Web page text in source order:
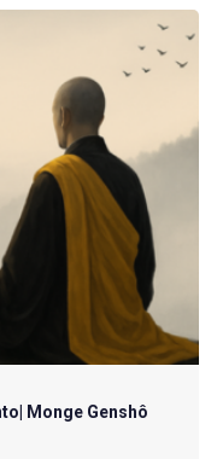
Monge Genshô